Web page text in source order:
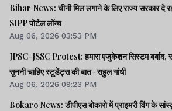
Bihar News: चीनी मिल लगाने के लिए राज्य सरकार दे
SIPP पोर्टल लॉन्च
Aug 06, 2026 03:53 PM
JPSC-JSSC Protest: हमारा एजुकेशन सिस्टम बर्बाद,
सुननी चाहिए स्टूडेंट्स की बात- राहुल गांधी
Aug 06, 2026 09:23 PM
Bokaro News: डीपीएस बोकारो में प्राइमरी विंग के